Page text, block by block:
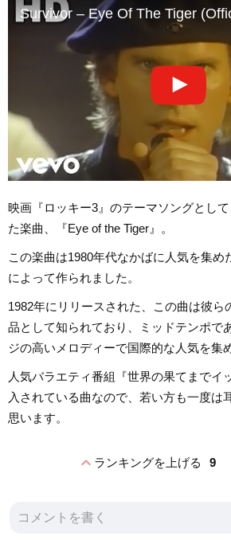
Survivor – Eye Of The Tiger
映画『ロッキー3』のテーマソングとし
た楽曲、『Eye of the Tiger』。
この楽曲は1980年代なかばに人気を集め
によって作られました。
1982年にリリースされた、この曲は彼ら
品として知られており、ミッドテンポで
ジの高いメロディーで国際的な人気を集
人気バラエティ番組『世界の果てまでイ
入されている曲なので、若い方も一度は
思います。
expand_lessランキングを上げる 9